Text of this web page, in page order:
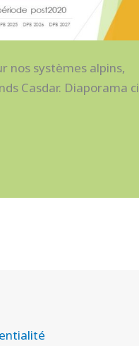
nos systèmes alpins,
Casdar. Diaporama ci